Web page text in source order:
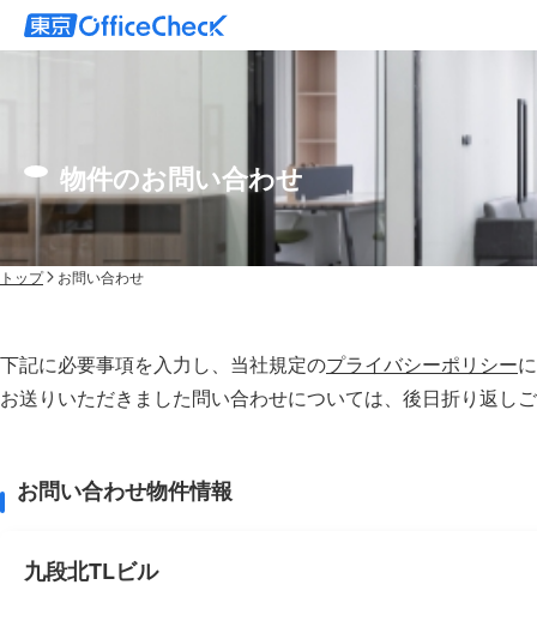
物件のお問い合わせ
トップ お問い合わせ
下記に必要事項を入力し、当社規定のプライバシーポリシー
お送りいただきました問い合わせについては、後⽇折り返し
お問い合わせ物件情報
九段北TLビル